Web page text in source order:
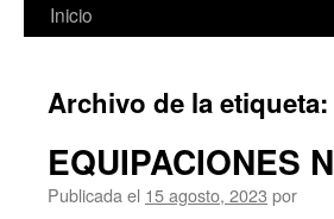
Saltar
contenido
Inicio
Archivo de la etiqueta:
EQUIPACIONES
Publicada el 15 agosto, 2023 por